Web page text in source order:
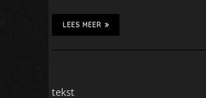
LEES MEER
tekst